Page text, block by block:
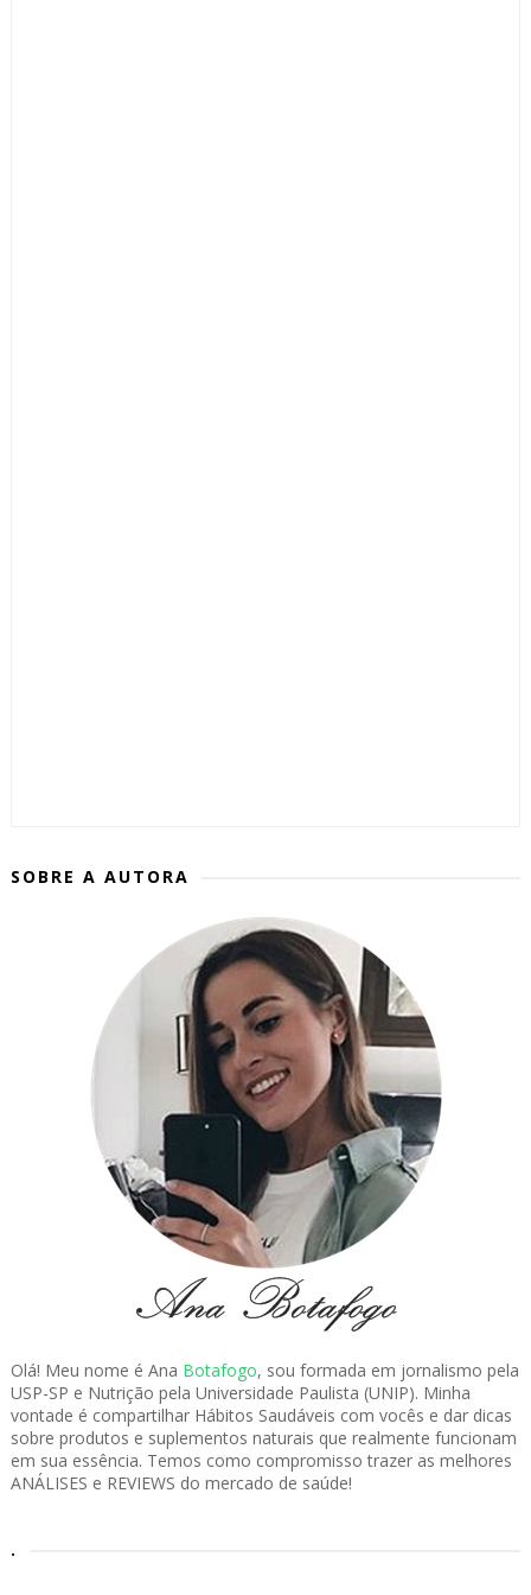
SOBRE A AUTORA
Olá! Meu nome é Ana Botafogo, sou formada em jornalismo pela
USP-SP e Nutrição pela Universidade Paulista (UNIP). Minha
vontade é compartilhar Hábitos Saudáveis com vocês e dar dicas
sobre produtos e suplementos naturais que realmente funcionam
em sua essência. Temos como compromisso trazer as melhores
ANÁLISES e REVIEWS do mercado de saúde!
.